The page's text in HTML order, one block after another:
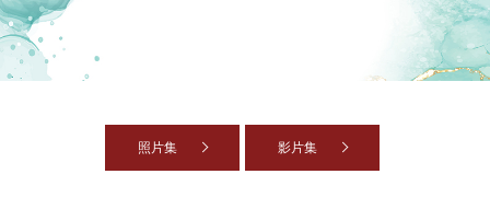
照片集 影片集